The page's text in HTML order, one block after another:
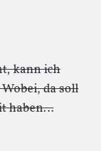
kann ich
da soll
haben…